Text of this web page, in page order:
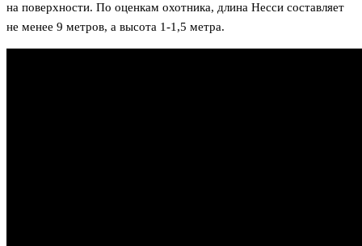
на поверхности. По оценкам охотника, длина Несси составляет
не менее 9 метров, а высота 1-1,5 метра.